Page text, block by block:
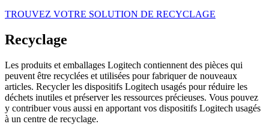
TROUVEZ VOTRE SOLUTION DE RECYCLAGE
Recyclage
Les produits et emballages Logitech contiennent des pièces qui
peuvent être recyclées et utilisées pour fabriquer de nouveaux
articles. Recycler les dispositifs Logitech usagés pour réduire les
déchets inutiles et préserver les ressources précieuses. Vous pouvez
y contribuer vous aussi en apportant vos dispositifs Logitech usagés
à un centre de recyclage.